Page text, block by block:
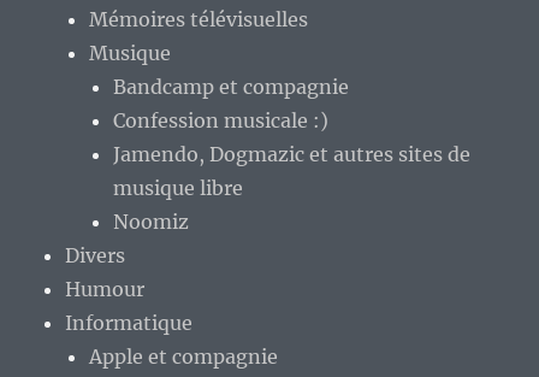
Mémoires télévisuelles
Musique
Bandcamp et compagnie
Confession musicale :)
Jamendo, Dogmazic et autres sites de
musique libre
Noomiz
Divers
Humour
Informatique
Apple et compagnie